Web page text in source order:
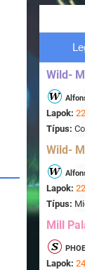
Wild-
Lapok:
Típus:
Wild-
Lapok:
Típus:
Mill
Lapok: